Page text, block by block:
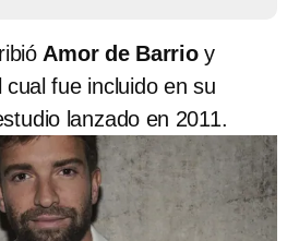
Amor de Barrioy
cual fue incluido en su
lanzado en 2011.